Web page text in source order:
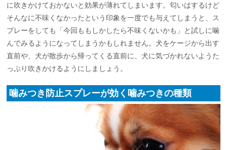
に吹きかけておかないと効果が薄れてしまいます。匂いはするけど
そんなに不味くなかったという印象を一度でも与えてしまうと、ス
プレーをしても「今回ももしかしたら不味くないかも」と試しに噛
んでみるようになってしまうかもしれません。犬をケージから出す
直前や、犬が散歩から帰ってくる直前に、犬に気づかれないようた
っぷり吹きかけるようにしましょう。
噛みつき防止スプレーが効く噛みつきの種類